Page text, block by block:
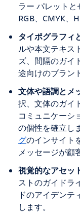
ラー パレット
RGB、CMYK、
タイポグラフィ
ルや本文テキス
ズ、間隔のガイ
途向けのブラン
文体や語調とメ
択、文体のガイ
コミュニケーシ
の個性を確立し
グのインサイト
メッセージが顧
視覚的なアセッ
ストのガイドラ
ドのアイデンテ
します。